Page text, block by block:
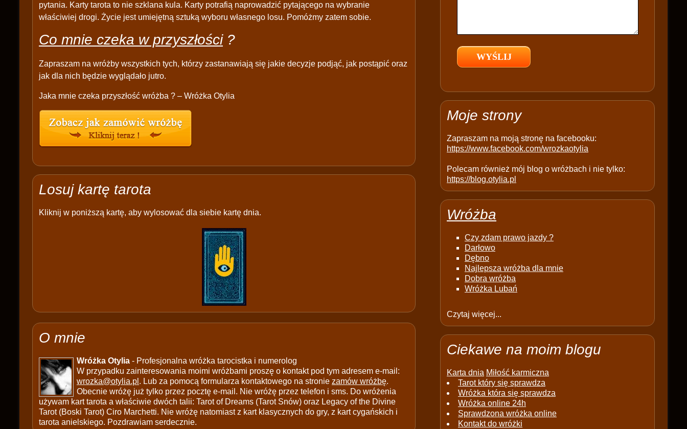
pytania. Karty tarota to nie szklana kula. Karty potrafią naprowadzić pytającego na wybranie
właściwiej drogi. Życie jest umiejętną sztuką wyboru własnego losu. Pomóżmy zatem sobie.
Co mnie czeka w przyszłości?
Zapraszam na wróżby wszystkich tych, którzy zastanawiają się jakie decyzje podjąć, jak postąpić oraz
jak dla nich będzie wyglądało jutro.
Jaka mnie czeka przyszłość wróżba ? – Wróżka Otylia
Losuj kartę tarota
Kliknij w poniższą kartę, aby wylosować dla siebie kartę dnia.
O mnie
Wróżka Otylia - Profesjonalna wróżka tarocistka i numerolog
W przypadku zainteresowania moimi wróżbami proszę o kontakt pod tym adresem e-mail:
wrozka@otylia.pl . Lub za pomocą formularza kontaktowego na stronie zamów wróżbę.
Obecnie wróżę już tylko przez pocztę e-mail. Nie wróżę przez telefon i sms. Do wróżenia
używam kart tarota a właściwie dwóch talii: Tarot of Dreams (Tarot Snów) oraz Legacy of the Divine
Tarot (Boski Tarot) Ciro Marchetti. Nie wróżę natomiast z kart klasycznych do gry, z kart cygańskich i
tarota anielskiego. Pozdrawiam serdecznie.
e
e
p
y
Moje strony
Zapraszam na moją stronę na facebooku:
https://www.facebook.com/wrozkaotylia
Polecam również mój blog o wróżbach i nie tylko:
https://blog.otylia.pl
Wróżba
Czy zdam prawo jazdy ?
Darłowo
Dębno
Najlepsza wróżba dla mnie
Dobra wróżba
Wróżka Lubań
Czytaj więcej...
Ciekawe na moim blogu
Karta dnia Miłość karmiczna
Tarot który się sprawdza
Wróżka która się sprawdza
Wróżka online 24h
Sprawdzona wróżka online
Kontakt do wróżki